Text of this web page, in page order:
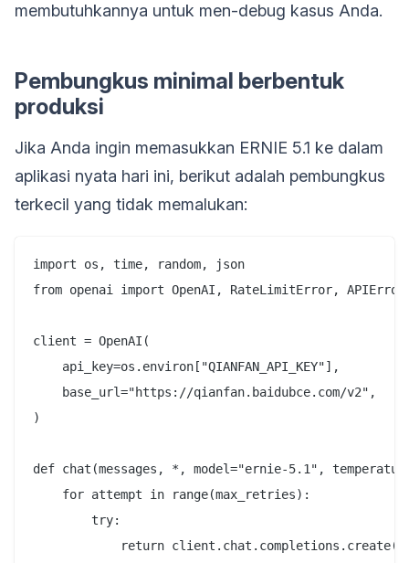
membutuhkannya untuk men-debug kasus Anda.
Pembungkus minimal berbentuk
produksi
Jika Anda ingin memasukkan ERNIE 5.1 ke dalam
aplikasi nyata hari ini, berikut adalah pembungkus
terkecil yang tidak memalukan:
import os, time, random, json
from openai import OpenAI, RateLimitError, APIError
client = OpenAI(
    api_key=os.environ["QIANFAN_API_KEY"],
    base_url="https://qianfan.baidubce.com/v2",
)
def chat(messages, *, model="ernie-5.1",
    for attempt in range(max_retries):
        try:
            return client.chat.completions.create(